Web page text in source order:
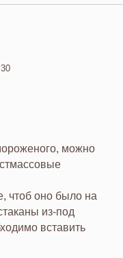
можно
чтоб оно было на
из-под
вставить